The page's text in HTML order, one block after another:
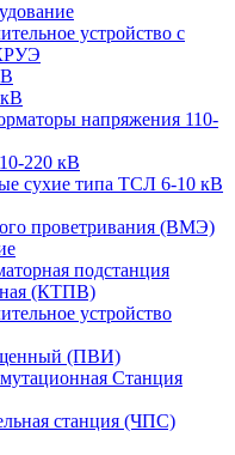
устройство с
напряжения 110-
220 кВ
сухие типа ТСЛ 6-10 кВ
проветривания (ВМЭ)
подстанция
(КТПВ)
устройство
(ПВИ)
Станция
станция (ЧПС)